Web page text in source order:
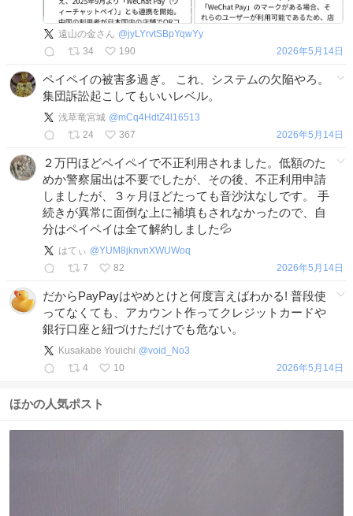
遠山の金さん @jyLYrvtSBpYqwYy
34
190 2026年5月14日
ペイペイの被害多過ぎ。 これ、システムの欠陥やろ。
集団訴訟起こしてもいいレベル。
浅草竜宮城 @mCq4HdtZ4l16513
24
367 2026年5月14日
２万円ほどペイペイで不正利用されました。低額のた
めか警察届出は不要でしたが、その後、不正利用申請
しましたが、３ヶ月ほどたっても音沙汰なしです。 手
続きが異常に面倒な上に補填もされなかったので、自
分はペイペイは全て解約しました💦
はてぃ @YUM8jknvnXWUWoq
7
82 2026年5月14日
だからPayPayはやめとけと何度言えばわかる! 普段使
ってなくても、アカウント作ってクレジットカードや
銀行口座と紐づけただけでも危ない。
Kusakabe Youichi @void_No3
4
10 2026年5月14日
ほかの人気ポスト